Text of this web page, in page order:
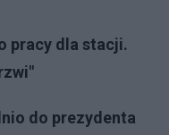
pracy dla stacji.
do prezydenta